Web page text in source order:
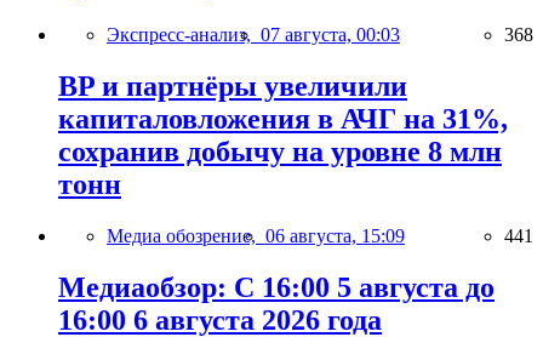
Экспресс-анализ, 07 августа, 00:03 368
BP и партнёры увеличили
капиталовложения в АЧГ на 31%,
сохранив добычу на уровне 8 млн
тонн
Медиа обозрение, 06 августа, 15:09 441
Медиаобзор: С 16:00 5 августа до
16:00 6 августа 2026 года